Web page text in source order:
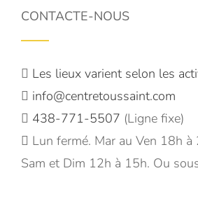
CONTACTE-NOUS
Les lieux varient selon les
info@centretoussaint.com
438-771-5507 (Ligne fixe)
Lun fermé. Mar au Ven 18h à
Sam et Dim 12h à 15h. Ou